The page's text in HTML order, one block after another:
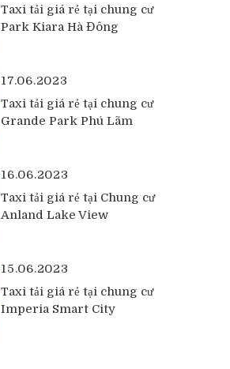
Taxi tải giá rẻ tại chung cư
Park Kiara Hà Đông
17.06.2023
Taxi tải giá rẻ tại chung cư
Grande Park Phú Lãm
16.06.2023
Taxi tải giá rẻ tại Chung cư
Anland Lake View
15.06.2023
Taxi tải giá rẻ tại chung cư
Imperia Smart City